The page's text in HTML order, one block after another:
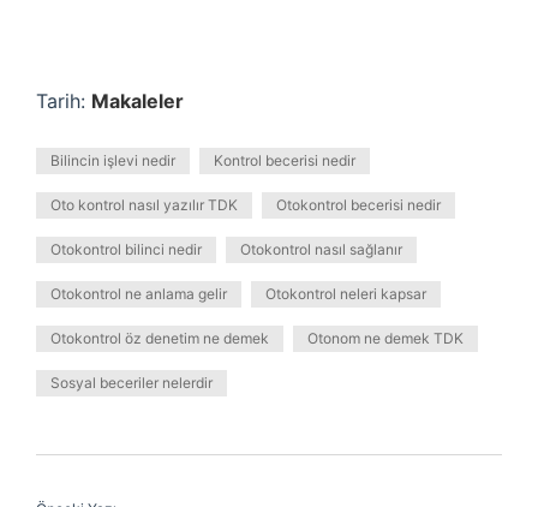
Tarih: Makaleler
Bilincin işlevi nedir Kontrol becerisi nedir
Oto kontrol nasıl yazılır TDK Otokontrol becerisi nedir
Otokontrol bilinci nedir Otokontrol nasıl sağlanır
Otokontrol ne anlama gelir Otokontrol neleri kapsar
Otokontrol öz denetim ne demek Otonom ne demek TDK
Sosyal beceriler nelerdir